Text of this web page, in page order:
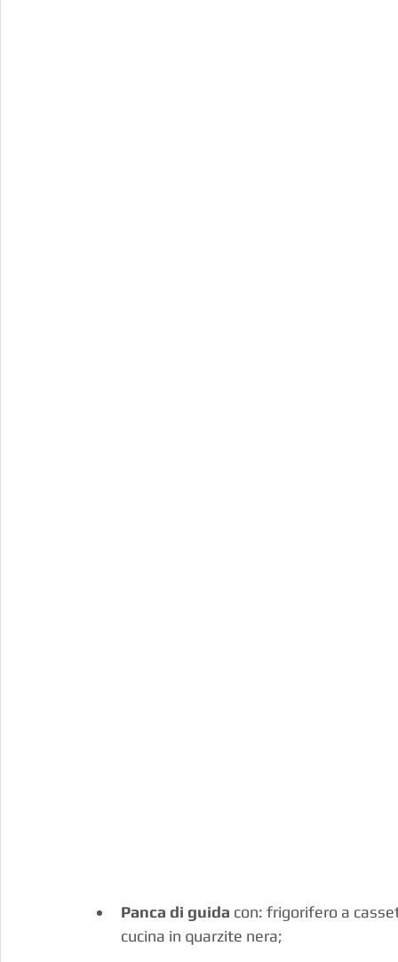
Panca di guida con: frigorifero a
cucina in quarzite nera;